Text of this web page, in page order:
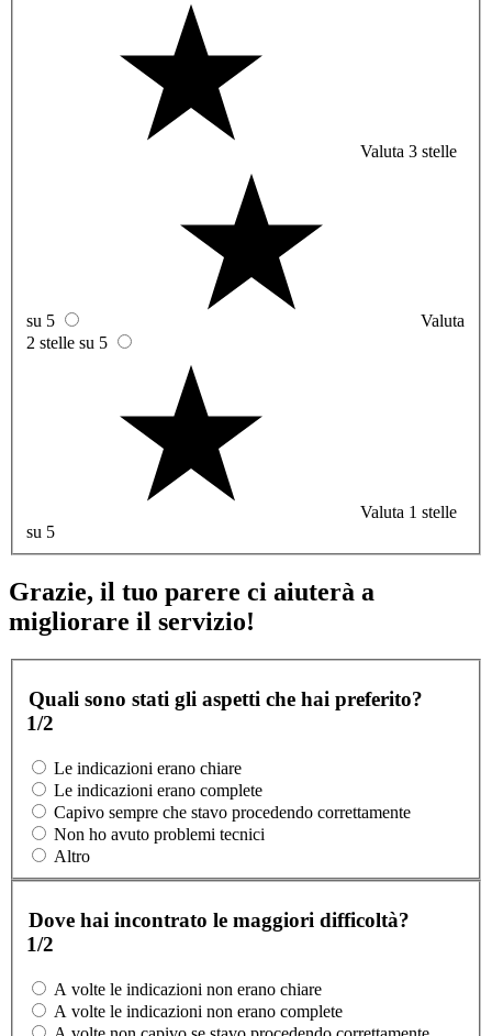
Valuta 3 stelle
su 5
Valuta
2 stelle su 5
Valuta 1 stelle
su 5
Grazie, il tuo parere ci aiuterà a
migliorare il servizio!
Quali sono stati gli aspetti che hai preferito?
1/2
Le indicazioni erano chiare
Le indicazioni erano complete
Capivo sempre che stavo procedendo correttamente
Non ho avuto problemi tecnici
Altro
Dove hai incontrato le maggiori difficoltà?
1/2
A volte le indicazioni non erano chiare
A volte le indicazioni non erano complete